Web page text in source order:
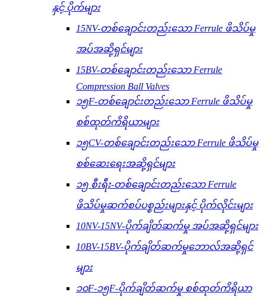
နှင့် ပိုက်များ
15NV-တစ်ချောင်းတည်းသော Ferrule ဖိသိပ်မှု
အပ်အဆို့ရှင်များ
15BV-တစ်ချောင်းတည်းသော Ferrule
Compression Ball Valves
၁၅F-တစ်ချောင်းတည်းသော Ferrule ဖိသိပ်မှု
စစ်ထုတ်ကိရိယာများ
၁၅CV-တစ်ချောင်းတည်းသော Ferrule ဖိသိပ်မှု
စစ်ဆေးရေးအဆို့ရှင်များ
၁၅ စီးရီး-တစ်ချောင်းတည်းသော Ferrule
ဖိသိပ်မှုဆက်စပ်ပစ္စည်းများနှင့် ပိုက်လိုင်းများ
10NV-15NV-ပိုက်ချိတ်ဆက်မှု အပ်အဆို့ရှင်များ
10BV-15BV-ပိုက်ချိတ်ဆက်မှုဘောလ်အဆို့ရှင်
များ
၁၀F-၁၅F-ပိုက်ချိတ်ဆက်မှု စစ်ထုတ်ကိရိယာ